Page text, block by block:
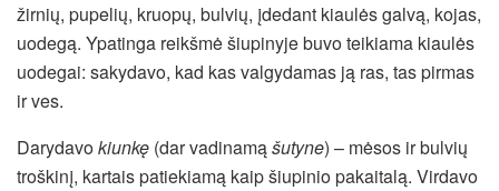
žirnių, pupelių, kruopų, bulvių, įdedant kiaulės galvą, kojas,
uodegą. Ypatinga reikšmė šiupinyje buvo teikiama kiaulės
uodegai: sakydavo, kad kas valgydamas ją ras, tas pirmas
ir ves.
Darydavokiunkę (dar vadinamąšutyne) – mėsos ir bulvių
troškinį, kartais patiekiamą kaip šiupinio pakaitalą. Virdavo